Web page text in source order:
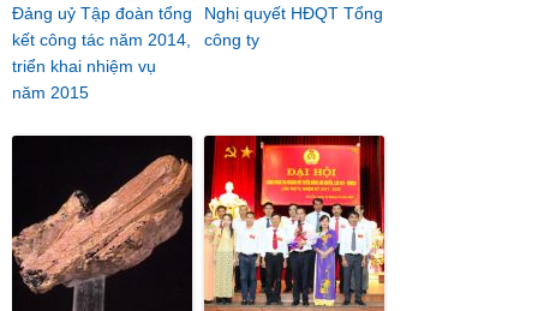
Đảng uỷ Tập đoàn tổng
kết công tác năm 2014,
triển khai nhiệm vụ
năm 2015
Nghị quyết HĐQT Tổng
công ty